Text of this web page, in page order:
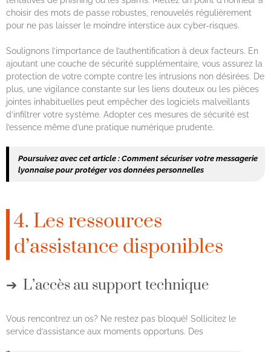
choisir des mots de passe robustes, renouvelés régulièrement
pour ne pas laisser le moindre interstice aux cyber-risques.
Soulignons l’importance de l’authentification à deux facteurs. En
ajoutant une couche de sécurité supplémentaire, vous assurez la
protection de votre compte contre les intrusions non désirées. De
plus, une vigilance constante sur les liens douteux ou les pièces
jointes inhabituelles peut empêcher des logiciels malveillants
d’infiltrer votre système. Adopter ces mesures de sécurité est
l’essence même d’une pratique numérique prudente.
Poursuivez avec cet article : Comment sécuriser votre messagerie
lyonnaise pour protéger vos données personnelles
4. Les ressources
d’assistance disponibles
L’accès au support technique
Vous rencontrez un os? Ne restez pas bloqué! Sollicitez le
service d’assistance aux moments opportuns. Des